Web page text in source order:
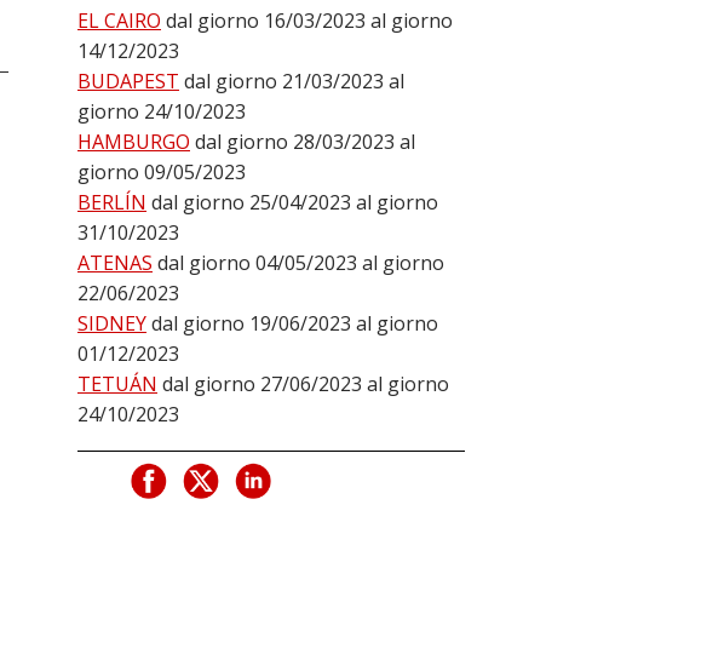
EL CAIRO dal giorno 16/03/2023 al giorno
14/12/2023
BUDAPEST dal giorno 21/03/2023 al
giorno 24/10/2023
HAMBURGO dal giorno 28/03/2023 al
giorno 09/05/2023
BERLÍN dal giorno 25/04/2023 al giorno
31/10/2023
ATENAS dal giorno 04/05/2023 al giorno
22/06/2023
SIDNEYdal giorno 19/06/2023 al giorno
01/12/2023
TETUÁN dal giorno 27/06/2023 al giorno
24/10/2023